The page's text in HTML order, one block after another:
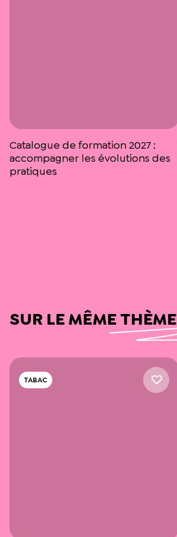
Catalogue de formation 2027 :
accompagner les évolutions des
pratiques
SUR LE MÊME THÈME
TABAC